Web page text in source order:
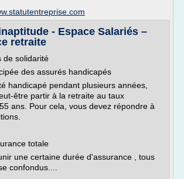
- Espace Salariés –
retraite
de solidarité
des assurés handicapés
handicapé pendant plusieurs années,
être partir à la retraite au taux
ans. Pour cela, vous devez répondre à
totale
une certaine durée d'assurance , tous
confondus....